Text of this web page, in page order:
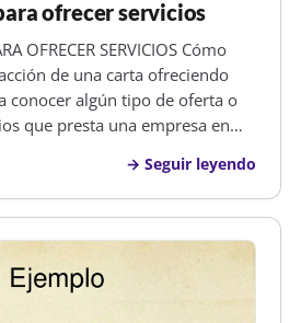
ofrecer servicios
OFRECER SERVICIOS Cómo
de una carta ofreciendo
conocer algún tipo de oferta o
que presta una empresa en
de servicios. Estamos hablando
en el que una…
Seguir leyendo